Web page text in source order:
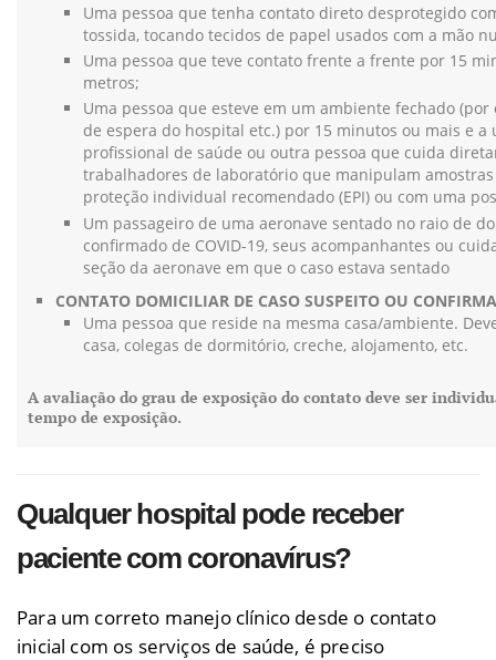
Uma pessoa que tenha contato direto desprotegido
tossida, tocando tecidos de papel usados com a mão
Uma pessoa que teve contato frente a frente por 15
metros;
Uma pessoa que esteve em um ambiente fechado
de espera do hospital etc.) por 15 minutos ou mais e
profissional de saúde ou outra pessoa que cuida
trabalhadores de laboratório que manipulam
proteção individual recomendado (EPI) ou com uma
Um passageiro de uma aeronave sentado no raio de
confirmado de COVID-19, seus acompanhantes ou
seção da aeronave em que o caso estava sentado
CONTATO DOMICILIAR DE CASO SUSPEITO OU
Uma pessoa que reside na mesma casa/ambiente.
casa, colegas de dormitório, creche, alojamento, etc.
A avaliação do grau de exposição do contato deve ser
tempo de exposição.
Qualquer hospital pode receber
paciente com coronavírus?
Para um correto manejo clínico desde o contato
inicial com os serviços de saúde, é preciso